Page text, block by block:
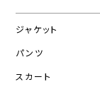
ジャケット
パンツ
スカート